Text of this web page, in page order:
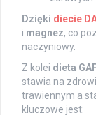
Dzięki diecie
i magnez, co
naczyniowy.
Z kolei dieta
stawia na
trawiennym a
kluczowe jest: